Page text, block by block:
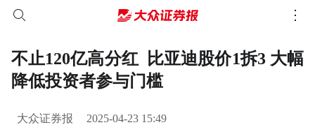
不止120亿高分红 比亚迪股价1拆3 大幅
降低投资者参与门槛
大众证券报 2025-04-23 15:49